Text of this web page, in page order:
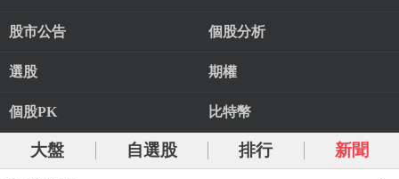
股市公告 個股分析
選股 期權
個股PK 比特幣
大盤 自選股 排行 新聞